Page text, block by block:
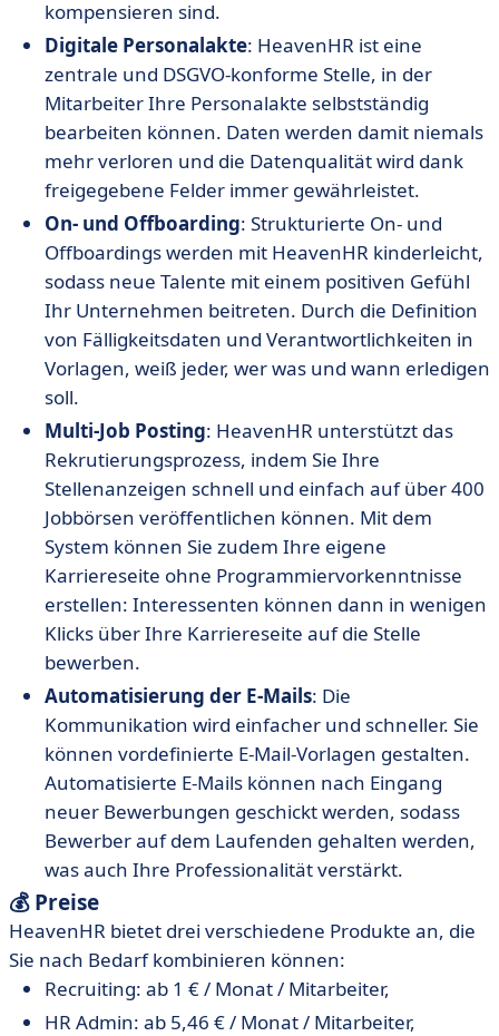
kompensieren sind.
Digitale Personalakte: HeavenHR ist eine
zentrale und DSGVO-konforme Stelle, in der
Mitarbeiter Ihre Personalakte selbstständig
bearbeiten können. Daten werden damit niemals
mehr verloren und die Datenqualität wird dank
freigegebene Felder immer gewährleistet.
On- und Offboarding: Strukturierte On- und
Offboardings werden mit HeavenHR kinderleicht,
sodass neue Talente mit einem positiven Gefühl
Ihr Unternehmen beitreten. Durch die Definition
von Fälligkeitsdaten und Verantwortlichkeiten in
Vorlagen, weiß jeder, wer was und wann erledigen
soll.
Multi-Job Posting: HeavenHR unterstützt das
Rekrutierungsprozess, indem Sie Ihre
Stellenanzeigen schnell und einfach auf über 400
Jobbörsen veröffentlichen können. Mit dem
System können Sie zudem Ihre eigene
Karriereseite ohne Programmiervorkenntnisse
erstellen: Interessenten können dann in wenigen
Klicks über Ihre Karriereseite auf die Stelle
bewerben.
Automatisierung der E-Mails: Die
Kommunikation wird einfacher und schneller. Sie
können vordefinierte E-Mail-Vorlagen gestalten.
Automatisierte E-Mails können nach Eingang
neuer Bewerbungen geschickt werden, sodass
Bewerber auf dem Laufenden gehalten werden,
was auch Ihre Professionalität verstärkt.
💰 Preise
HeavenHR bietet drei verschiedene Produkte an, die
Sie nach Bedarf kombinieren können:
Recruiting: ab 1 € / Monat / Mitarbeiter,
HR Admin: ab 5,46 € / Monat / Mitarbeiter,